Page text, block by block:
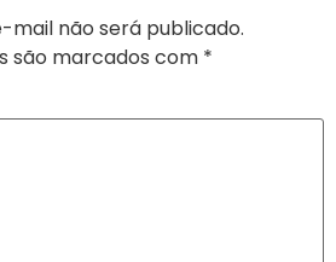
mail não será publicado.
são marcados com *